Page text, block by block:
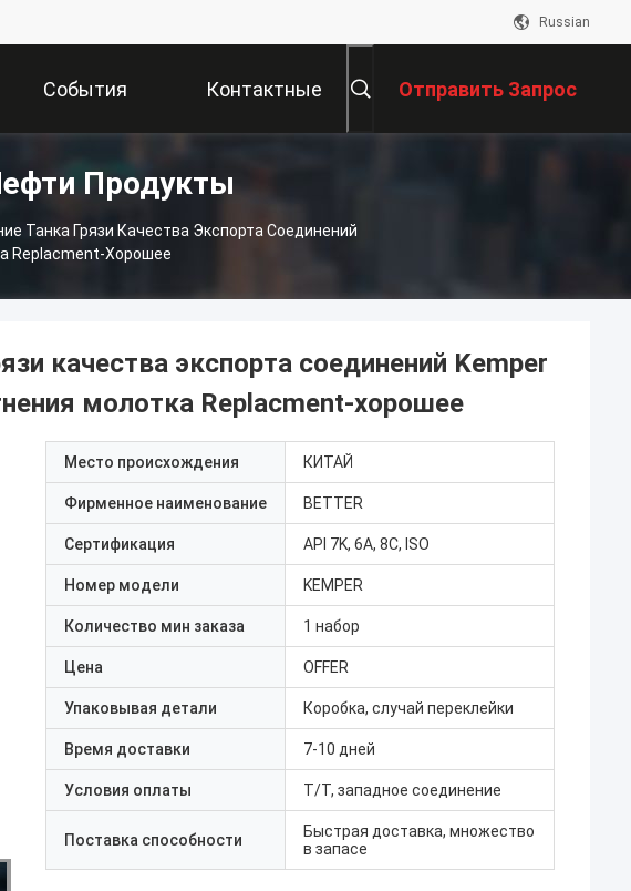
Russian
События Контактные Отправить Запрос
Продукты
Танка Грязи Качества Экспорта Соединений
Replacment-Хорошее
качества экспорта соединений Kemper
молотка Replacment-хорошее
Место происхождения КИТАЙ
Фирменное наименование BETTER
Сертификация API 7K, 6A, 8C, ISO
Номер модели KEMPER
Количество мин заказа 1 набор
Цена OFFER
Упаковывая детали Коробка, случай переклейки
Время доставки 7-10 дней
Условия оплаты Т/Т, западное соединение
Поставка способности
Быстрая доставка, множество
в запасе